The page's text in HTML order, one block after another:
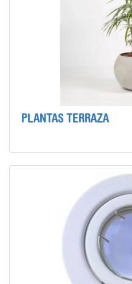
PLANTAS TERRAZA